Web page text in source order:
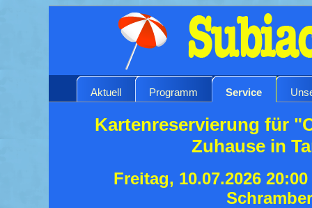
Aktuell Programm Service
Kartenreservierung für
Zuhause in
Freitag, 10.07.2026